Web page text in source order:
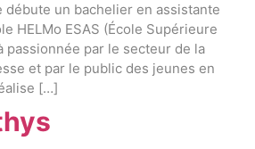
débute un bachelier en assistante
HELMo ESAS (École Supérieure
passionnée par le secteur de la
et par le public des jeunes en
[…]